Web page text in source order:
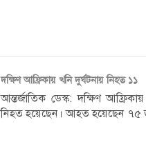
দক্ষিণ আফ্রিকায় খনি দুর্ঘটনায় নিহত ১১
আন্তর্জাতিক ডেস্ক: দক্ষিণ
নিহত হয়েছেন। আহত হয়েছেন ৭৫